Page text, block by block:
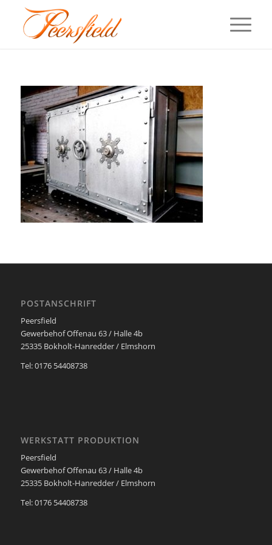
POSTANSCHRIFT
Peersfield
Gewerbehof Offenau 63 / Halle 4b
25335 Bokholt-Hanredder / Elmshorn
Tel: 0176 54408738
WERKSTATT PRODUKTION
Peersfield
Gewerbehof Offenau 63 / Halle 4b
25335 Bokholt-Hanredder / Elmshorn
Tel: 0176 54408738